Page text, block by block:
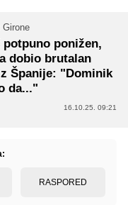
potpuno ponižen,
dobio brutalan
Španije: "Dominik
da..."
16.10.25. 09:21
RASPORED